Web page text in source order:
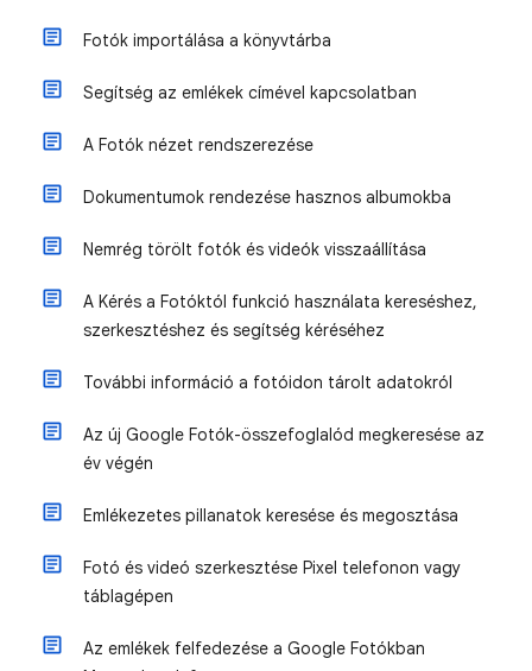
Fotók importálása a könyvtárba
Segítség az emlékek címével kapcsolatban
A Fotók nézet rendszerezése
Dokumentumok rendezése hasznos albumokba
Nemrég törölt fotók és videók visszaállítása
A Kérés a Fotóktól funkció használata kereséshez,
szerkesztéshez és segítség kéréséhez
További információ a fotóidon tárolt adatokról
Az új Google Fotók-összefoglalód megkeresése az
év végén
Emlékezetes pillanatok keresése és megosztása
Fotó és videó szerkesztése Pixel telefonon vagy
táblagépen
Az emlékek felfedezése a Google Fotókban